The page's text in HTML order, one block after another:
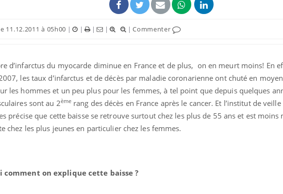
11.12.2011 à 05h00 | | | | |Commenter
d’infarctus du myocarde diminue en France et de plus, on en meurt moins! En
les taux d’infarctus et de décès par maladie coronarienne ont chuté en
les hommes et un peu plus pour les femmes, à tel point que depuis quelques
sont au 2ème rang des décès en France après le cancer. Et l’institut de
précise que cette baisse se retrouve surtout chez les plus de 55 ans et est moins
chez les plus jeunes en particulier chez les femmes.
comment on explique cette baisse ?
VIH : la fin du comprimé
tous les jours se profile-t-
elle enfin ?
jours de vos vacances ?